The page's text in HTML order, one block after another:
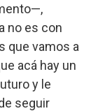
no es con
que vamos a
acá hay un
y le
seguir